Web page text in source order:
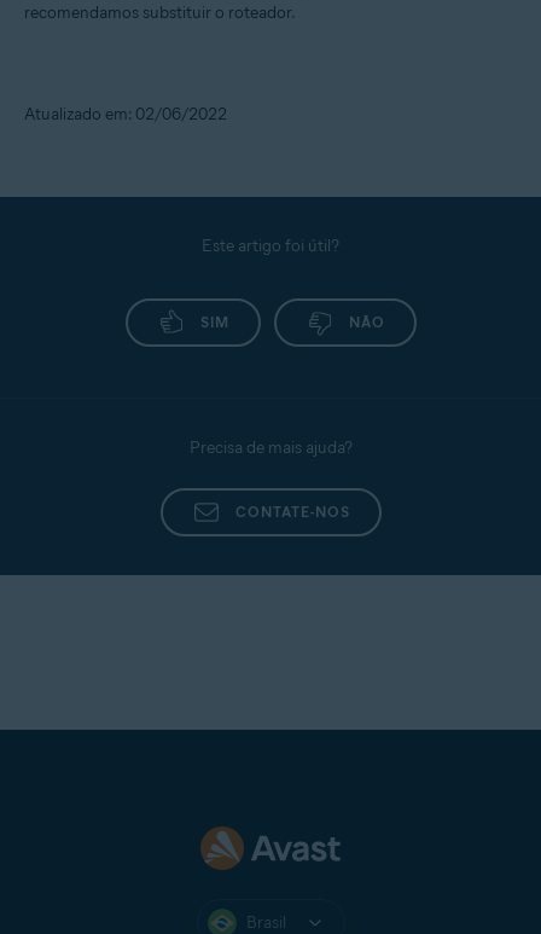
recomendamos substituir o roteador.
Atualizado em: 02/06/2022
Este artigo foi útil?
SIM NÃO
Precisa de mais ajuda?
CONTATE-NOS
Brasil